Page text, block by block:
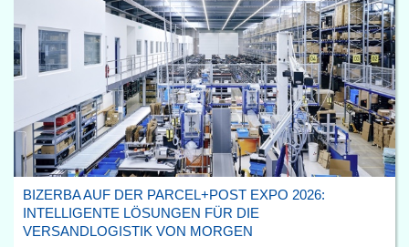
BIZERBA AUF DER PARCEL+POST EXPO 2026:
INTELLIGENTE LÖSUNGEN FÜR DIE
VERSANDLOGISTIK VON MORGEN